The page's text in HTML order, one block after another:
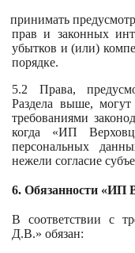
принимать
прав и законных
убытков и (или)
порядке.
5.2 Права,
Раздела выше,
требованиями
когда «ИП
персональных
нежели согласие
6. Обязанности «ИП
В соответствии с
Д.В.» обязан: